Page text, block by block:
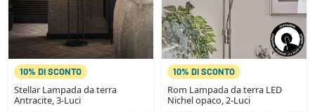
10% DI SCONTO
Stellar Lampada da terra
Antracite, 3-Luci
10% DI SCONTO
Rom Lampada da terra LED
Nichel opaco, 2-Luci